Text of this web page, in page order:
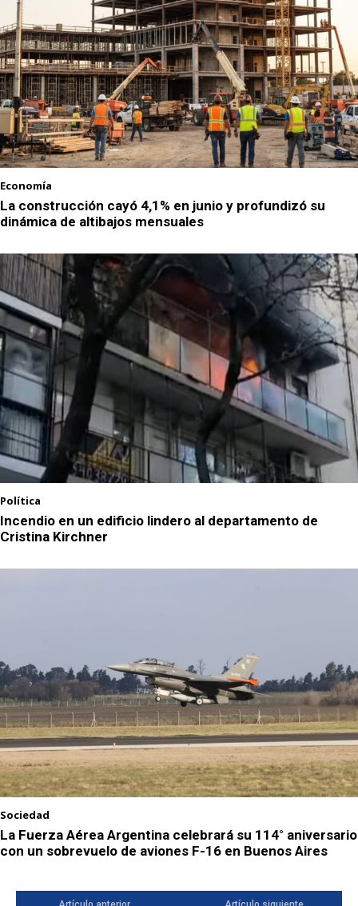
Economía
La construcción cayó 4,1% en junio y profundizó su
dinámica de altibajos mensuales
Política
Incendio en un edificio lindero al departamento de
Cristina Kirchner
Sociedad
La Fuerza Aérea Argentina celebrará su 114° aniversario
con un sobrevuelo de aviones F-16 en Buenos Aires